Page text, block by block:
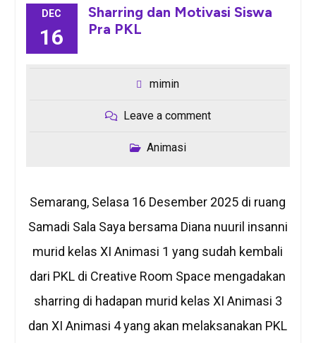
DEC
16
Sharring dan Motivasi Siswa
Pra PKL
mimin
Leave a comment
Animasi
Semarang, Selasa 16 Desember 2025 di ruang
Samadi Sala Saya bersama Diana nuuril insanni
murid kelas XI Animasi 1 yang sudah kembali
dari PKL di Creative Room Space mengadakan
sharring di hadapan murid kelas XI Animasi 3
dan XI Animasi 4 yang akan melaksanakan PKL